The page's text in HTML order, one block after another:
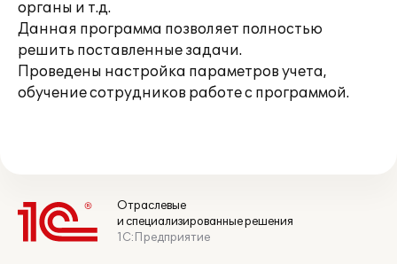
органы и т.д.
Данная программа позволяет полностью
решить поставленные задачи.
Проведены настройка параметров учета,
обучение сотрудников работе с программой.
Отраслевые
и специализированные решения
1С:Предприятие